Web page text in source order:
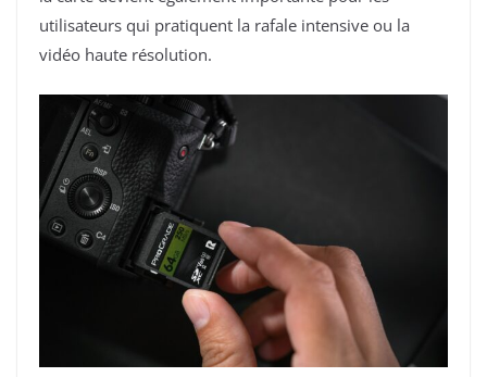
utilisateurs qui pratiquent la rafale intensive ou la
vidéo haute résolution.